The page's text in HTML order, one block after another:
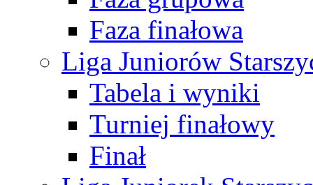
Faza finałowa
Liga Juniorów
Tabela i wyniki
Turniej finałowy
Finał